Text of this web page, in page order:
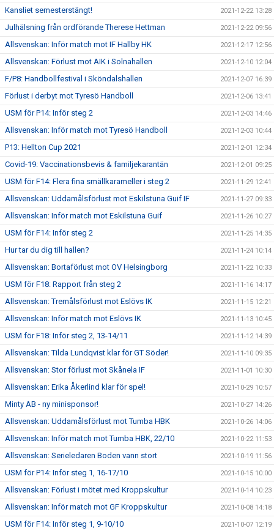
Kansliet semesterstängt! 2021-12-22 13:28
Julhälsning från ordförande Therese Hettman 2021-12-22 09:56
Allsvenskan: Inför match mot IF Hallby HK 2021-12-17 12:56
Allsvenskan: Förlust mot AIK i Solnahallen 2021-12-10 12:04
F/P8: Handbollfestival i Sköndalshallen 2021-12-07 16:39
Förlust i derbyt mot Tyresö Handboll 2021-12-06 13:41
USM för P14: Inför steg 2 2021-12-03 14:46
Allsvenskan: Inför match mot Tyresö Handboll 2021-12-03 10:44
P13: Hellton Cup 2021 2021-12-01 12:34
Covid-19: Vaccinationsbevis & familjekarantän 2021-12-01 09:25
USM för F14: Flera fina smällkarameller i steg 2 2021-11-29 12:41
Allsvenskan: Uddamålsförlust mot Eskilstuna Guif IF 2021-11-27 09:33
Allsvenskan: Inför match mot Eskilstuna Guif 2021-11-26 10:27
USM för F14: Inför steg 2 2021-11-25 14:35
Hur tar du dig till hallen? 2021-11-24 10:14
Allsvenskan: Bortaförlust mot OV Helsingborg 2021-11-22 10:33
USM för F18: Rapport från steg 2 2021-11-16 14:17
Allsvenskan: Tremålsförlust mot Eslövs IK 2021-11-15 12:21
Allsvenskan: Inför match mot Eslövs IK 2021-11-13 10:45
USM för F18: Inför steg 2, 13-14/11 2021-11-12 14:39
Allsvenskan: Tilda Lundqvist klar för GT Söder! 2021-11-10 09:35
Allsvenskan: Stor förlust mot Skånela IF 2021-11-01 10:30
Allsvenskan: Erika Åkerlind klar för spel! 2021-10-29 10:57
Minty AB - ny minisponsor! 2021-10-27 14:26
Allsvenskan: Uddamålsförlust mot Tumba HBK 2021-10-26 14:06
Allsvenskan: Inför match mot Tumba HBK, 22/10 2021-10-22 11:53
Allsvenskan: Serieledaren Boden vann stort 2021-10-19 11:56
USM för P14: Inför steg 1, 16-17/10 2021-10-15 10:00
Allsvenskan: Förlust i mötet med Kroppskultur 2021-10-14 10:23
Allsvenskan: Inför match mot GF Kroppskultur 2021-10-08 14:18
USM för F14: Inför steg 1, 9-10/10 2021-10-07 12:19